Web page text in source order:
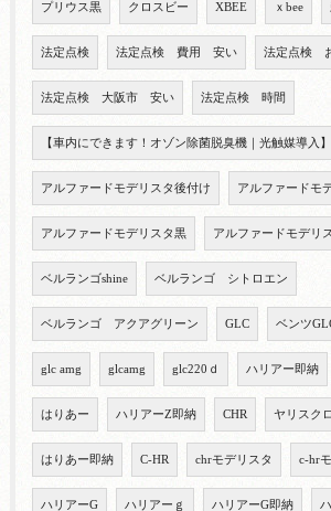
プリウス黒 クロスビー XBEE ｘbee
法定点検 法定点検 費用 安い 法定点検
法定点検 大阪市 安い 法定点検 時間
【車内にできます！オゾン除菌脱臭機｜光触媒導入】
アルファードモデリスタ後付け アルファードモ
アルファードモデリスタ黒 アルファードモデリ
ベルランゴshine ベルランゴ シトロエン
ベルランゴ アクアグリーン GLC ベンツ
glc amg glcamg glc220ｄ ハリアー即納
はりあー ハリアーZ即納 CHR ヤリスク
はりあー即納 C-HR chrモデリスタ c-hr
ハリアーG ハリアーｇ ハリアーG即納